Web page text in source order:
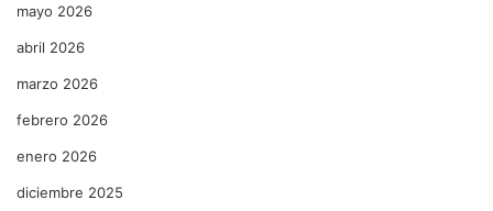
mayo 2026
abril 2026
marzo 2026
febrero 2026
enero 2026
diciembre 2025